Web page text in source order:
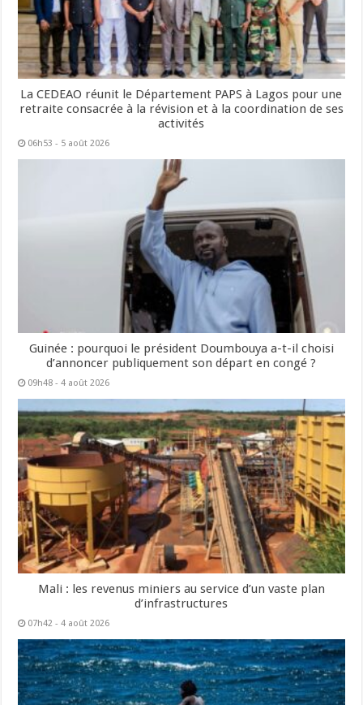
La CEDEAO réunit le Département PAPS à Lagos pour une
retraite consacrée à la révision et à la coordination de ses
activités
06h53 - 5 août 2026
Guinée : pourquoi le président Doumbouya a-t-il choisi
d’annoncer publiquement son départ en congé ?
09h48 - 4 août 2026
Mali : les revenus miniers au service d’un vaste plan
d’infrastructures
07h42 - 4 août 2026